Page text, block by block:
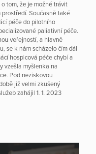
tom, že je možné trávit
Současně také
péče do pilotního
paliativní péče.
veřejností, a hlavně
se k nám scházelo čím dál
hospicová péče chybí a
vzešla myšlenka na
Pod neziskovou
již velmi zkušený
zahájil 1. 1. 2023